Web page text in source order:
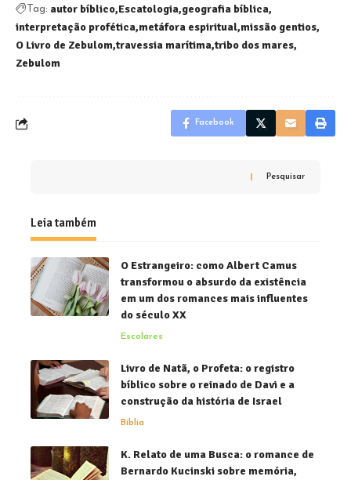
Tag: autor bíblico Escatologia geografia bíblica
interpretação profética metáfora espiritual missão gentios
O Livro de Zebulom travessia marítima tribo dos mares
Zebulom
Facebook
Pesquisar
Leia também
O Estrangeiro: como Albert Camus
transformou o absurdo da existência
em um dos romances mais influentes
do século XX
Escolares
Livro de Natã, o Profeta: o registro
bíblico sobre o reinado de Davi e a
construção da história de Israel
Bíblia
K. Relato de uma Busca: o romance de
Bernardo Kucinski sobre memória,